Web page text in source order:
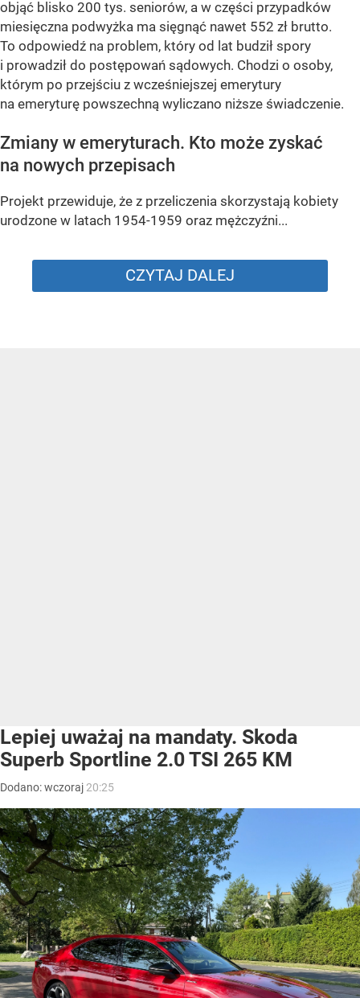
objąć blisko 200 tys. seniorów, a w części przypadków
miesięczna podwyżka ma sięgnąć nawet 552 zł brutto.
To odpowiedź na problem, który od lat budził spory
i prowadził do postępowań sądowych. Chodzi o osoby,
którym po przejściu z wcześniejszej emerytury
na emeryturę powszechną wyliczano niższe świadczenie.
Zmiany w emeryturach. Kto może zyskać
na nowych przepisach
Projekt przewiduje, że z przeliczenia skorzystają kobiety
urodzone w latach 1954-1959 oraz mężczyźni...
CZYTAJ DALEJ
Lepiej uważaj na mandaty. Skoda
Superb Sportline 2.0 TSI 265 KM
Dodano:wczoraj 20:25